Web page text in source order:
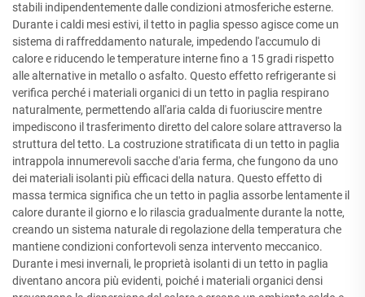
stabili indipendentemente dalle condizioni atmosferiche esterne.
Durante i caldi mesi estivi, il tetto in paglia spesso agisce come un
sistema di raffreddamento naturale, impedendo l'accumulo di
calore e riducendo le temperature interne fino a 15 gradi rispetto
alle alternative in metallo o asfalto. Questo effetto refrigerante si
verifica perché i materiali organici di un tetto in paglia respirano
naturalmente, permettendo all'aria calda di fuoriuscire mentre
impediscono il trasferimento diretto del calore solare attraverso la
struttura del tetto. La costruzione stratificata di un tetto in paglia
intrappola innumerevoli sacche d'aria ferma, che fungono da uno
dei materiali isolanti più efficaci della natura. Questo effetto di
massa termica significa che un tetto in paglia assorbe lentamente il
calore durante il giorno e lo rilascia gradualmente durante la notte,
creando un sistema naturale di regolazione della temperatura che
mantiene condizioni confortevoli senza intervento meccanico.
Durante i mesi invernali, le proprietà isolanti di un tetto in paglia
diventano ancora più evidenti, poiché i materiali organici densi